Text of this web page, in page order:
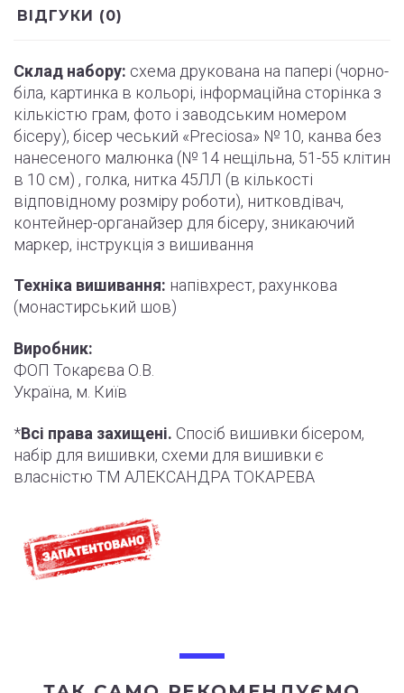
ВІДГУКИ (0)
Склад набору: схема друкована на папері (чорно-
біла, картинка в кольорі, інформаційна сторінка з
кількістю грам, фото і заводським номером
бісеру), бісер чеський «Preciosa» № 10, канва без
нанесеного малюнка (№ 14 нещільна, 51-55 клітин
в 10 см) , голка, нитка 45ЛЛ (в кількості
відповідному розміру роботи), нитковдівач,
контейнер-органайзер для бісеру, зникаючий
маркер, інструкція з вишивання
Техніка вишивання: напівхрест, рахункова
(монастирський шов)
Виробник:
ФОП Токарєва О.В.
Україна, м. Київ
*Всі права захищені. Спосіб вишивки бісером,
набір для вишивки, схеми для вишивки є
власністю ТМ АЛЕКСАНДРА ТОКАРЕВА